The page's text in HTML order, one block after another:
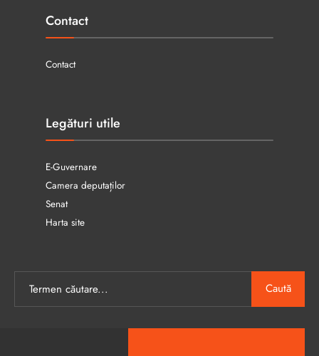
Contact
Contact
Legături utile
E-Guvernare
Camera deputaților
Senat
Harta site
Caută